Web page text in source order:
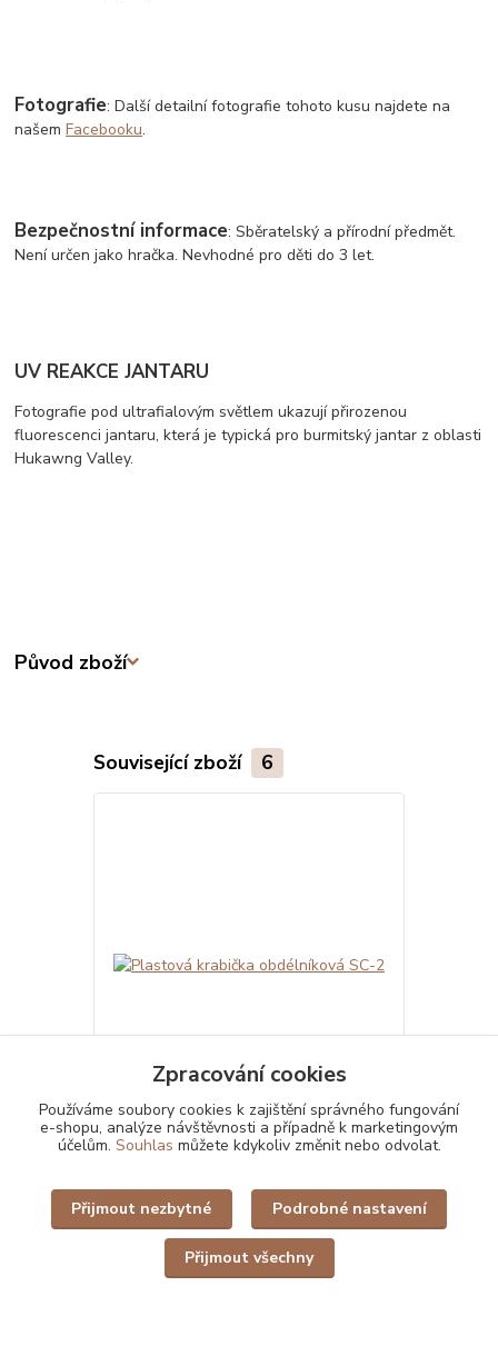
Fotografie: Další detailní fotografie tohoto kusu najdete na
našemFacebooku.
Bezpečnostní informace: Sběratelský a přírodní předmět.
Není určen jako hračka. Nevhodné pro děti do 3 let.
UV REAKCE JANTARU
Fotografie pod ultrafialovým světlem ukazují přirozenou
fluorescenci jantaru, která je typická pro burmitský jantar z oblasti
Hukawng Valley.
Původ zboží
Související zboží 6
Plastová krabička obdélníková SC-2
Rozměry krabičky: 37 mm x 57 mm x 15 mm
Hmotnost: 12.1 gramu Barva molitanu: Černá
skladem 7 ks
Plastová
Rozměry
Hmotnost:
Zpracování cookies
Používáme soubory cookies k zajištění správného fungování
e-shopu, analýze návštěvnosti a případně k marketingovým
účelům. Souhlas můžete kdykoliv změnit nebo odvolat.
Přijmout nezbytné Podrobné nastavení
Přijmout všechny